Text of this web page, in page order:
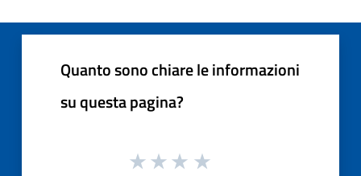
Quanto sono chiare le informazioni
su questa pagina?